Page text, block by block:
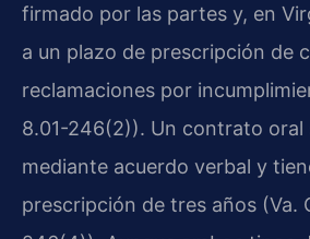
firmado por las partes y, en
a un plazo de prescripción de
reclamaciones por
8.01-246(2)). Un contrato oral
mediante acuerdo verbal y
prescripción de tres años (Va.